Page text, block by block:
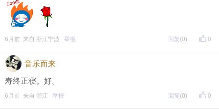
0
6月前 来自 浙江宁波 举报 回复 (0)
音乐而来
寿终正寝。好。
0
6月前 来自 浙江 举报 回复 (0)